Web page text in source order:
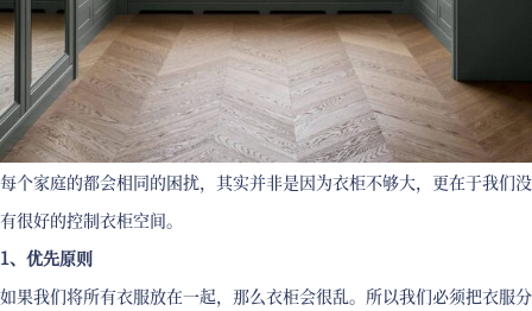
每个家庭的都会相同的困扰，其实并非是因为衣柜不够大，更在于我们没
有很好的控制衣柜空间。
1、优先原则
如果我们将所有衣服放在一起，那么衣柜会很乱。所以我们必须把衣服分